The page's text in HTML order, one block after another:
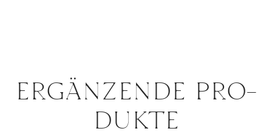
ER­GÄN­ZEN­DE PRO­
DUK­TE